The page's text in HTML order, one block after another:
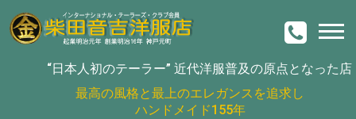
“日本人初のテーラー” 近代洋服普及の原点となった店
最高の風格と最上のエレガンスを追求し
ハンドメイド155年